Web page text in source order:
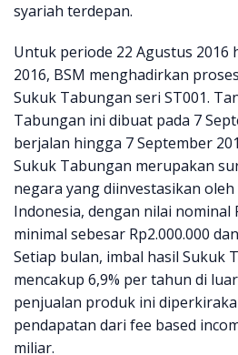
syariah terdepan.
Untuk periode 22 Agustus 2016
2016, BSM menghadirkan
Sukuk Tabungan seri ST001.
Tabungan ini dibuat pada 7
berjalan hingga 7 September
Sukuk Tabungan merupakan
negara yang diinvestasikan
Indonesia, dengan nilai nominal
minimal sebesar Rp2.000.000
Setiap bulan, imbal hasil Sukuk
mencakup 6,9% per tahun di
penjualan produk ini
pendapatan dari fee based
miliar.